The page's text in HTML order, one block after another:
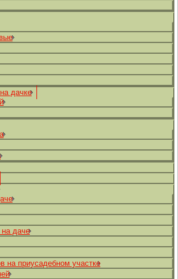
дачке
на даче
на приусадебном участке